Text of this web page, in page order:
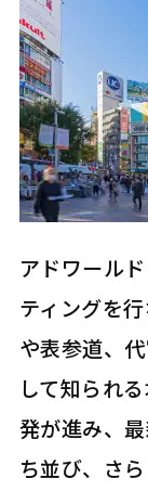
アドワール
ティングを
や表参道、
して知られ
発が進み、
ち並び、さ